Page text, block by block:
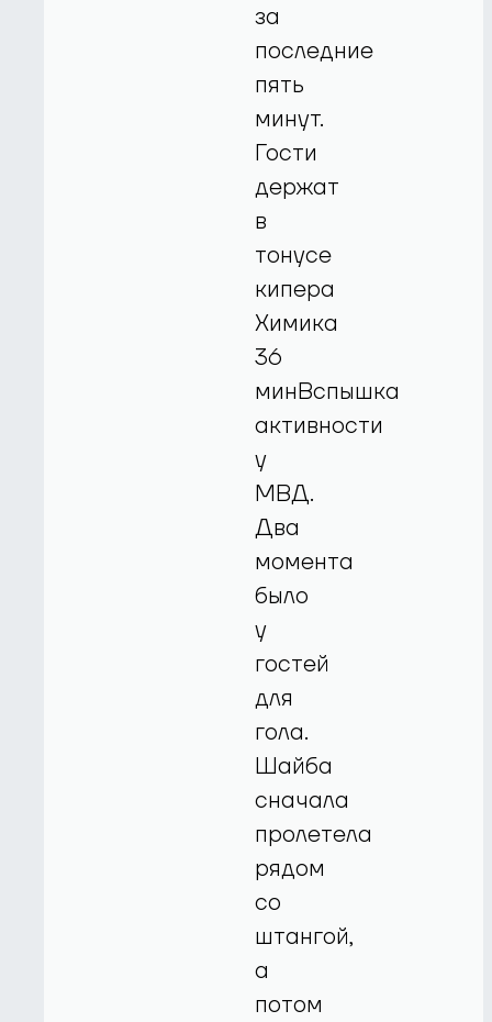
за
последние
пять
минут.
Гости
держат
в
тонусе
кипера
Химика
36
минВспышка
активности
у
МВД.
Два
момента
было
у
гостей
для
гола.
Шайба
сначала
пролетела
рядом
со
штангой,
а
потом